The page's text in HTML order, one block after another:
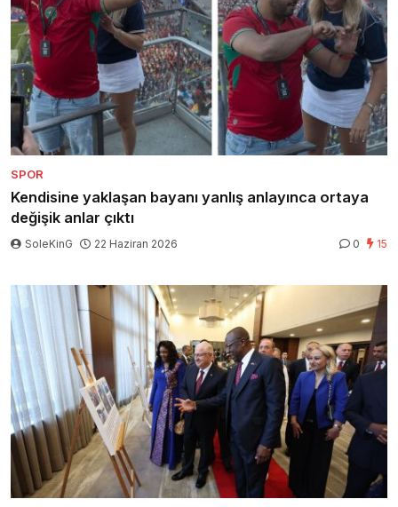
SPOR
Kendisine yaklaşan bayanı yanlış anlayınca ortaya
değişik anlar çıktı
SoleKinG 22 Haziran 2026 0 15